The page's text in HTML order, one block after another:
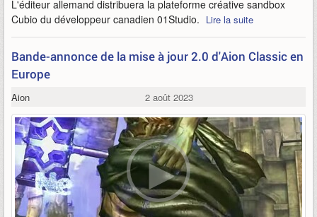
L'éditeur allemand distribuera la plateforme créative sandbox
Cubio du développeur canadien 01Studio. Lire la suite
Bande-annonce de la mise à jour 2.0 d'Aion Classic en
Europe
Aion 2 août 2023